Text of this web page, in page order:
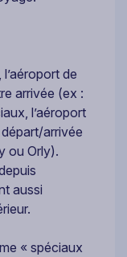
de
arrivée (ex :
l’aéroport
arrivée
ou Orly).
aussi
« spéciaux